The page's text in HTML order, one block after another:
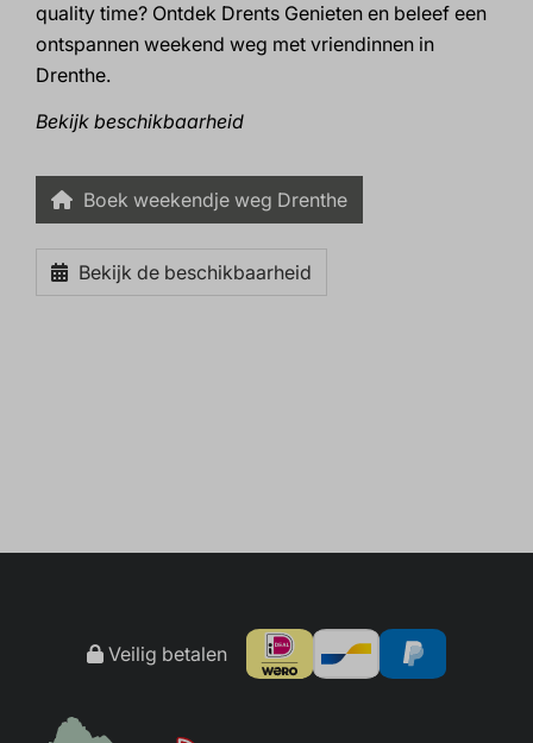
quality time? Ontdek Drents Genieten en beleef een
ontspannen weekend weg met vriendinnen in
Drenthe.
Bekijk beschikbaarheid
Boek weekendje weg Drenthe
Bekijk de beschikbaarheid
Veilig betalen